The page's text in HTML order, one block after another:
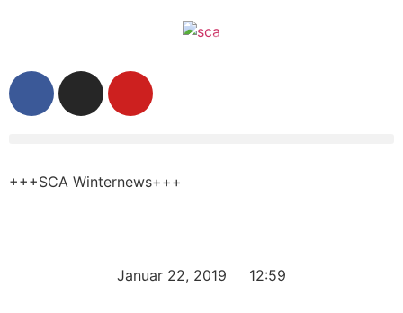
+++SCA Winternews+++
Januar 22, 2019 12:59